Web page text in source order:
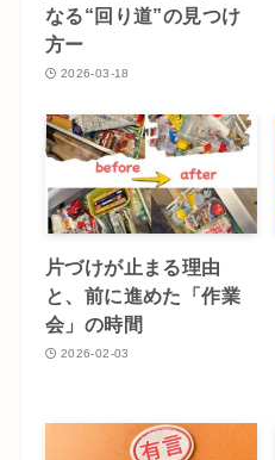
なる“回り道”の見つけ
方ー
2026-03-18
片づけが止まる理由
と、前に進めた「作業
会」の時間
2026-02-03